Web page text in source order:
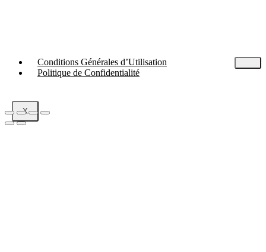
Conditions Générales d’Utilisation
Politique de Confidentialité
X